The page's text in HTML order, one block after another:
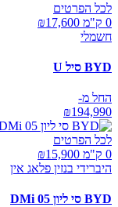
לכל הפרטים
0 ק"מ ₪
17,600
חשמלי
BYD סיל U
החל מ-
₪194,990
לכל הפרטים
0 ק"מ ₪
15,900
היברידי בנזין פלאג אין
BYD סי ליון 05 DMi